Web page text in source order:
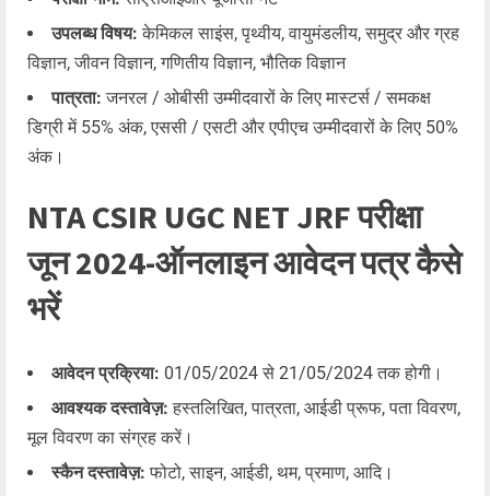
उपलब्ध विषय: केमिकल साइंस, पृथ्वीय, वायुमंडलीय, समुद्र और ग्रह
विज्ञान, जीवन विज्ञान, गणितीय विज्ञान, भौतिक विज्ञान
पात्रता: जनरल / ओबीसी उम्मीदवारों के लिए मास्टर्स / समकक्ष
डिग्री में 55% अंक, एससी / एसटी और एपीएच उम्मीदवारों के लिए 50%
अंक।
NTA CSIR UGC NET JRF परीक्षा
जून 2024-ऑनलाइन आवेदन पत्र कैसे
भरें
आवेदन प्रक्रिया: 01/05/2024 से 21/05/2024 तक होगी।
आवश्यक दस्तावेज़: हस्तलिखित, पात्रता, आईडी प्रूफ, पता विवरण,
मूल विवरण का संग्रह करें।
स्कैन दस्तावेज़: फोटो, साइन, आईडी, थम, प्रमाण, आदि।